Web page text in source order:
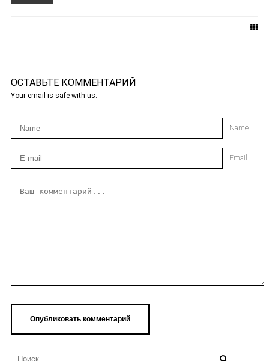
ОСТАВЬТЕ КОММЕНТАРИЙ
Your email is safe with us.
Name
Email